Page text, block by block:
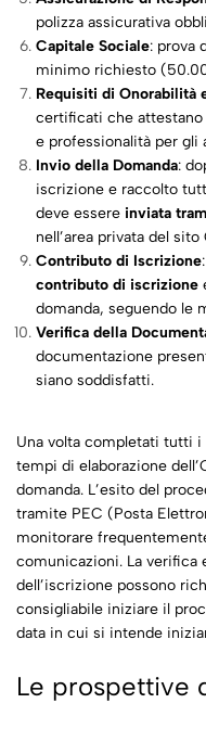
polizza assicurativa
Capitale Sociale: prova
minimo richiesto
Requisiti di Onorabilità
certificati che
e professionalità per
Invio della Domanda:
iscrizione e raccolto
deve essere inviata
nell’area privata del sito
Contributo di Iscrizione
contributo di iscrizione
domanda, seguendo le
Verifica della
documentazione
siano soddisfatti.
Una volta completati tutti i
tempi di elaborazione
domanda. L’esito del
tramite PEC (Posta
monitorare
comunicazioni. La verifica
dell’iscrizione possono
consigliabile iniziare il
data in cui si intende
Le prospettive